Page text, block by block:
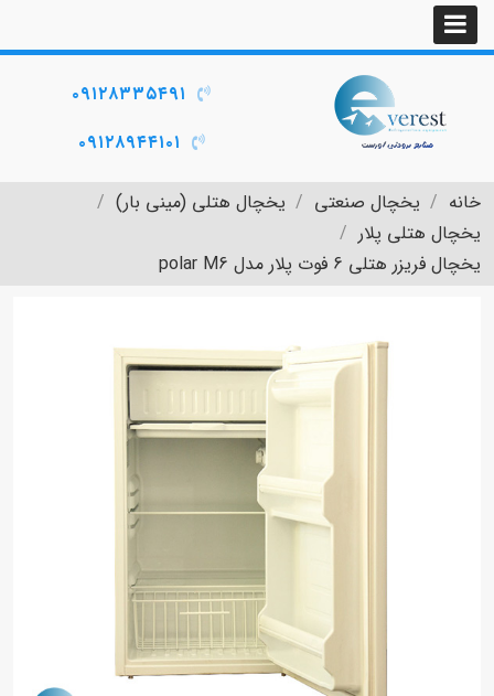
۰۹۱۲۸۳۳۵۴۹۱
۰۹۱۲۸۹۴۴۱۰۱
خانه یخچال صنعتی
یخچال هتلی (مینی بار)
یخچال هتلی پلار
یخچال فریزر هتلی 6 فوت پلار مدل polar M6